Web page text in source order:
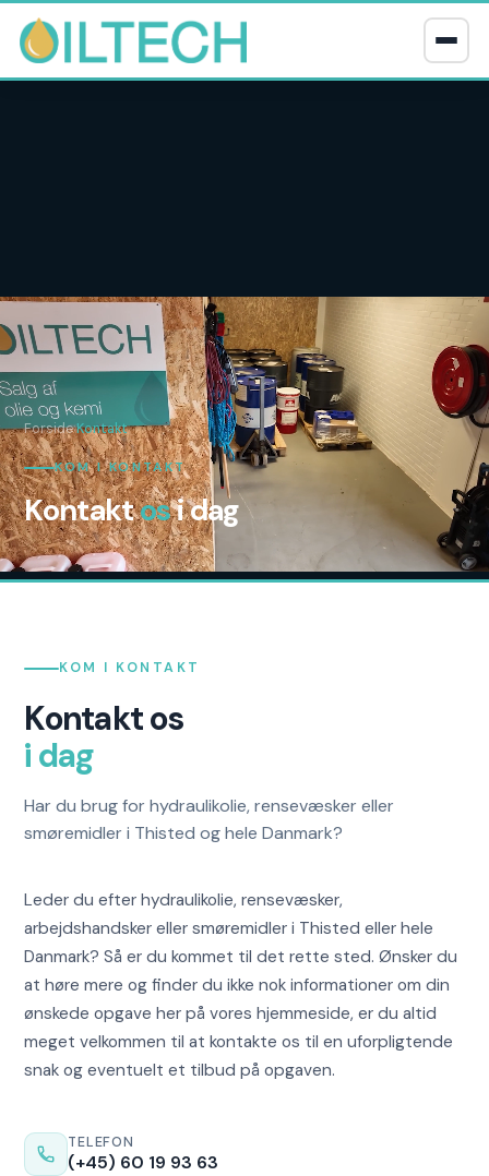
Forside›Kontakt
KOM I KONTAKT
Kontaktosi dag
KOM I KONTAKT
Kontakt os
i dag
Har du brug for hydraulikolie, rensevæsker eller
smøremidler i Thisted og hele Danmark?
Leder du efter hydraulikolie, rensevæsker,
arbejdshandsker eller smøremidler i Thisted eller hele
Danmark? Så er du kommet til det rette sted. Ønsker du
at høre mere og finder du ikke nok informationer om din
ønskede opgave her på vores hjemmeside, er du altid
meget velkommen til at kontakte os til en uforpligtende
snak og eventuelt et tilbud på opgaven.
TELEFON
(+45) 60 19 93 63